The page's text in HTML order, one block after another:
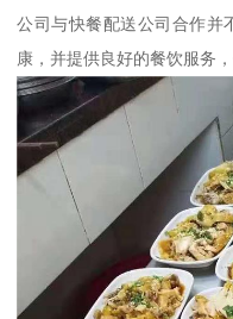
公司与快餐配送公司合作并
康，并提供良好的餐饮服务